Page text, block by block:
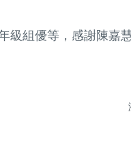
級組優等，感謝陳嘉